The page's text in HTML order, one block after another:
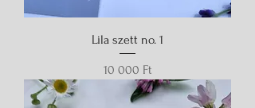
Lila szett no. 1
Ár
10 000 Ft